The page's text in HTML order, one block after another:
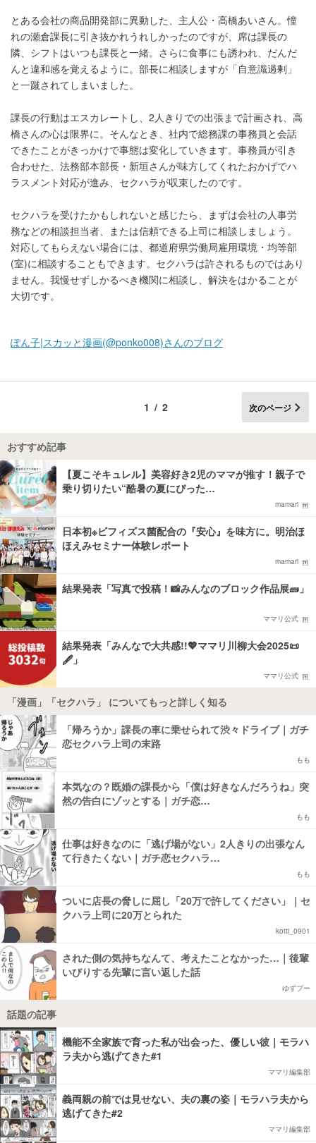
とある会社の商品開発部に異動した、主人公・高橋あいさん。憧
れの瀬倉課長に引き抜かれうれしかったのですが、席は課長の
隣、シフトはいつも課長と一緒。さらに食事にも誘われ、だんだ
んと違和感を覚えるように。部長に相談しますが「自意識過剰」
と一蹴されてしまいました。
課長の行動はエスカレートし、2人きりでの出張まで計画され、高
橋さんの心は限界に。そんなとき、社内で総務課の事務員と会話
できたことがきっかけで事態は変化していきます。事務員が引き
合わせた、法務部本部長・新垣さんが味方してくれたおかげでハ
ラスメント対応が進み、セクハラが収束したのです。
セクハラを受けたかもしれないと感じたら、まずは会社の人事労
務などの相談担当者、または信頼できる上司に相談しましょう。
対応してもらえない場合には、都道府県労働局雇用環境・均等部
(室)に相談することもできます。セクハラは許されるものではあり
ません。我慢せずしかるべき機関に相談し、解決をはかることが
大切です。
ぽん子|スカッと漫画(@ponko008)さんのブログ
1/2 次のページ
おすすめ記事
【夏こそキュレル】美容好き2児のママが推す！親子で
乗り切りたい“酷暑の夏にぴった…
mamari
日本初※ビフィズス菌配合の『安心』を味方に。明治ほ
ほえみセミナー体験レポート
mamari
結果発表「写真で投稿！📸みんなのブロック作品展🧱」
ママリ公式
結果発表「みんなで大共感!!💖ママリ川柳大会2025📜
🖋️」
ママリ公式
「漫画」「セクハラ」 についてもっと詳しく知る
「帰ろうか」課長の車に乗せられて渋々ドライブ｜ガチ
恋セクハラ上司の末路
もも
本気なの？既婚の課長から「僕は好きなんだろうね」突
然の告白にゾッとする｜ガチ恋…
もも
仕事は好きなのに「逃げ場がない」2人きりの出張なん
て行きたくない｜ガチ恋セクハラ…
もも
ついに店長の脅しに屈し「20万で許してください」｜セ
クハラ上司に20万とられた
kotti_0901
された側の気持ちなんて、考えたことなかった…｜後輩
いびりする先輩に言い返した話
ゆずプー
話題の記事
機能不全家族で育った私が出会った、優しい彼｜モラハ
ラ夫から逃げてきた#1
ママリ編集部
義両親の前では見せない、夫の裏の姿｜モラハラ夫から
逃げてきた#2
ママリ編集部